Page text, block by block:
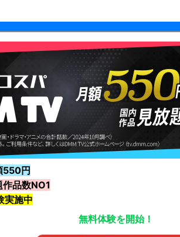
550円
作品数NO1
実施中
無料体験を開始！